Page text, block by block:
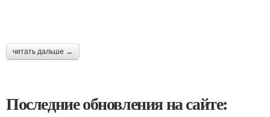
читать дальше →
Последние обновления на сайте: